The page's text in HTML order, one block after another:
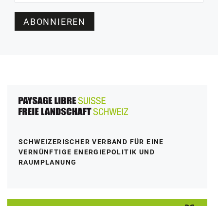
ABONNIEREN
SCHWEIZERISCHER VERBAND FÜR EINE
VERNÜNFTIGE ENERGIEPOLITIK UND
RAUMPLANUNG